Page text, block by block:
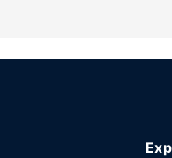
também uma área para
de olhos pela ementa